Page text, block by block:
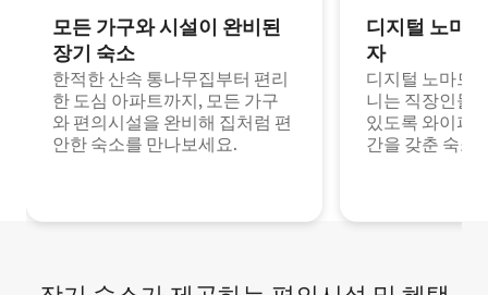
모든 가구와 시설이 완비된
장기 숙소
한적한 산속 통나무집부터 편리
한 도심 아파트까지, 모든 가구
와 편의시설을 완비해 집처럼 편
안한 숙소를 만나보세요.
디지털 노마
자
디지털 노마드
니는 직장인들
있도록 와이파
간을 갖춘 숙소